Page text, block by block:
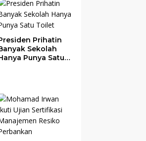
Prihatin
Sekolah
Punya Satu